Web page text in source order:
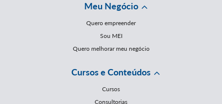
Meu Negócio
Quero empreender
Sou MEI
Quero melhorar meu negócio
Cursos e Conteúdos
Cursos
Consultorias